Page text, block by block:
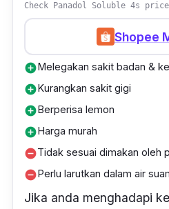
Check Panadol Soluble 4s
Shopee
add_circleMelegakan sakit badan &
add_circleKurangkan sakit gigi
add_circleBerperisa lemon
add_circleHarga murah
remove_circleTidak sesuai dimakan oleh
remove_circlePerlu larutkan dalam air
Jika anda menghadapi